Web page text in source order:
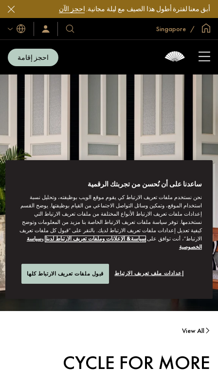
أبق معنا لفترة أطول هذا الصيف مع ليلة مجانية.احجز الآن
الصفحة الرئيسية العالمية
فنادقنا
ومنتجعاتنا
سجّل
الدخول/
اللغات
احجز إقامة
View All
CYCLE FOR MORE
ساعدنا على أن نُحسن من تجربتك الرقمية
نحن نستخدم ملفات تعريف الارتباط كي يقوم موقع الويب بوظيفته، وتحليل نسبة
استخدام الموقع، وتمكين وسائل التواصل الاجتماعي من القيام بوظيفتها. يوضح القسم
إعدادات ملفات تعريف الارتباط الأنواع المختلفة من ملفات تعريف الارتباط التي
نستخدمها. توفر سياسة ملفات تعريف الارتباط الخاصة بنا مزيد من المعلومات وتوضح
كيفية تعديل إعدادات ملفات تعريف الارتباط لديك. بالنقر على “قبول كل ملفات تعريف
الارتباط”، أنت توافق علىسياسة& الإعلانات وملفات تعريف الارتباط لدينا وسياسة
الخصوصية
إعدادات ملف تعريف الارتباط قبول ملفات تعريف الارتباط كلها